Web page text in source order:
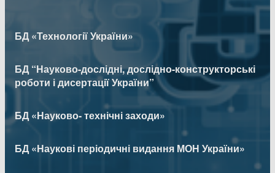
БД «Технології України»
БД “Науково-дослідні, дослідно-конструкторські
роботи і дисертації України”
БД «Науково- технічні заходи»
БД «Наукові періодичні видання МОН України»